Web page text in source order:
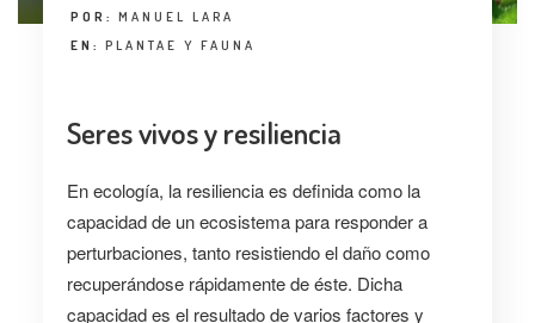
POR: MANUEL LARA
EN: PLANTAE Y FAUNA
Seres vivos y resiliencia
En ecología, la resiliencia es definida como la
capacidad de un ecosistema para responder a
perturbaciones, tanto resistiendo el daño como
recuperándose rápidamente de éste. Dicha
capacidad es el resultado de varios factores y